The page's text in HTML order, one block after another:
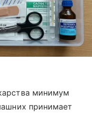
минимум
принимает